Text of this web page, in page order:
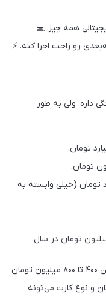
رو راحت اجرا کنه. ⚡
داره، ولی به طور
۷۰۰ میلیون تا ۵ میلیارد تومان (خیلی وابسته به
پس برای شروع یه کلینیک کوچیک، چیزی بین ۴۰۰ تا ۸۰۰ میلیون تومان
و نوع کارت می‌تونه